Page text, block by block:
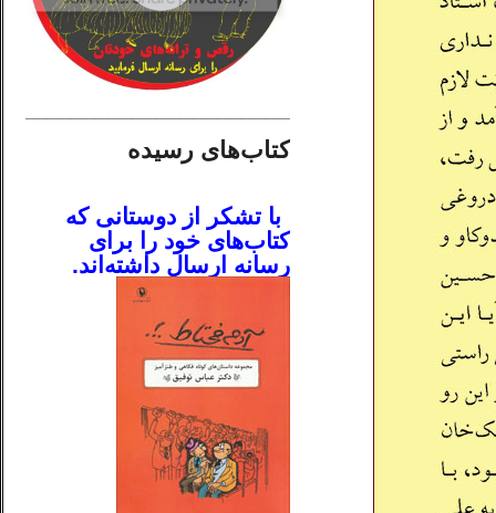
کتاب‌های رسیده
با تشکر از دوستانی که
کتاب‌های خود را برای
رسانه ارسال داشته‌اند.